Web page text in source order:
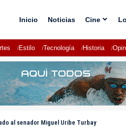
Inicio Noticias Cine
Estilo Tecnología Historia
al senador Miguel Uribe Turbay